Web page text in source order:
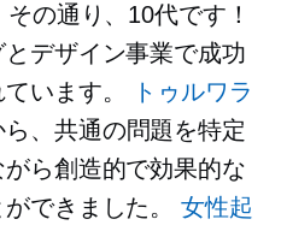
の通り、10代です！
デザイン事業で成功
います。
トゥルワラ
、共通の問題を特定
ら創造的で効果的な
ができました。女性起